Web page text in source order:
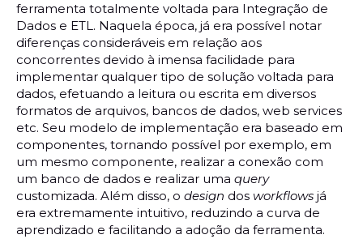
ferramenta totalmente voltada para Integração de
Dados e ETL. Naquela época, já era possível notar
diferenças consideráveis em relação aos
concorrentes devido à imensa facilidade para
implementar qualquer tipo de solução voltada para
dados, efetuando a leitura ou escrita em diversos
formatos de arquivos, bancos de dados, web services
etc. Seu modelo de implementação era baseado em
componentes, tornando possível por exemplo, em
um mesmo componente, realizar a conexão com
um banco de dados e realizar uma query
customizada. Além disso, o design dos workflows já
era extremamente intuitivo, reduzindo a curva de
aprendizado e facilitando a adoção da ferramenta.